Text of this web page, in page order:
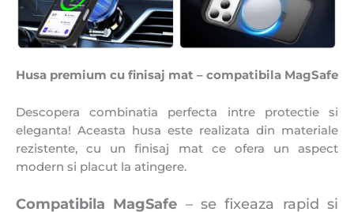
Husa premium cu finisaj mat – compatibila MagSafe
Descopera combinatia perfecta intre protectie si
eleganta! Aceasta husa este realizata din materiale
rezistente, cu un finisaj mat ce ofera un aspect
modern si placut la atingere.
Compatibila MagSafe – se fixeaza rapid si